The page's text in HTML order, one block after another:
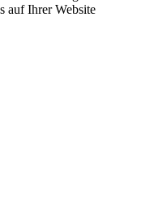
auf Ihrer Website